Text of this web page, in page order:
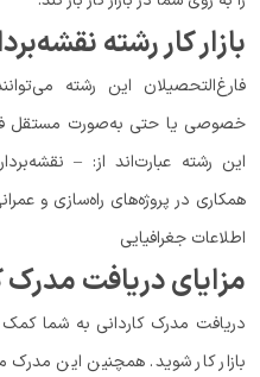
بازار کار رشته
فارغ‌التحصیلان این رشته
خصوصی یا حتی به‌صورت مستقل
این رشته عبارت‌اند از: –
اطلاعات جغرافیایی
مزایای دریافت مدرک
دریافت مدرک کاردانی به شما
بازار کار شوید. همچنین این مدرک